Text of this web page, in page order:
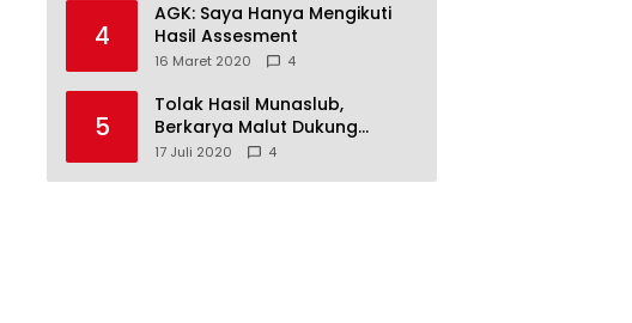
4
AGK: Saya Hanya Mengikuti
Hasil Assesment
16 Maret 2020 4
5
Tolak Hasil Munaslub,
Berkarya Malut Dukung
Tommy Soeharto
17 Juli 2020 4